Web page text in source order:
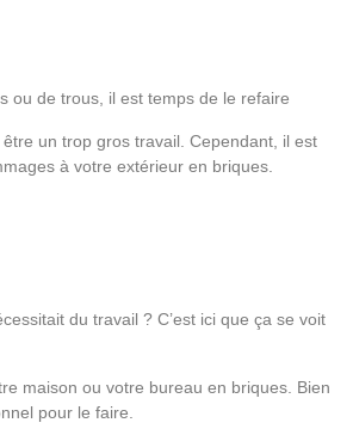
ou de trous, il est temps de le refaire
un trop gros travail. Cependant, il est
à votre extérieur en briques.
du travail ? C’est ici que ça se voit
maison ou votre bureau en briques. Bien
pour le faire.